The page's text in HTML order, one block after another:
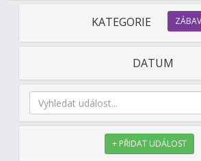
kontakt
KATEGORIE
DATUM
+ PŘIDAT UDÁLOST